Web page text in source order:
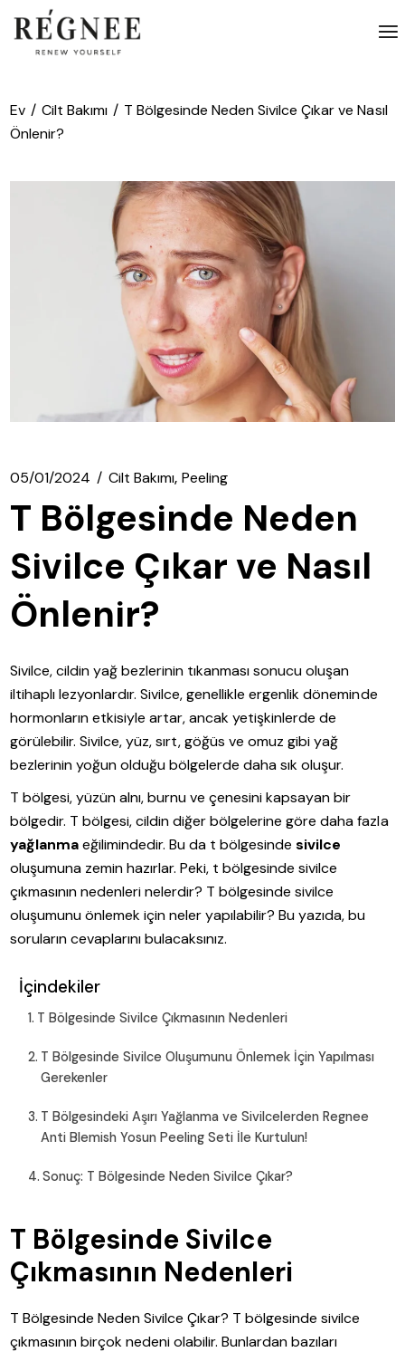
atla
Ev Cilt Bakımı
T Bölgesinde Neden Sivilce Çıkar ve Nasıl
Önlenir?
05/01/2024 Cilt Bakımı Peeling
T Bölgesinde Neden
Sivilce Çıkar ve Nasıl
Önlenir?
Sivilce, cildin yağ bezlerinin tıkanması sonucu oluşan
iltihaplı lezyonlardır. Sivilce, genellikle ergenlik döneminde
hormonların etkisiyle artar, ancak yetişkinlerde de
görülebilir. Sivilce, yüz, sırt, göğüs ve omuz gibi yağ
bezlerinin yoğun olduğu bölgelerde daha sık oluşur.
T bölgesi, yüzün alnı, burnu ve çenesini kapsayan bir
bölgedir. T bölgesi, cildin diğer bölgelerine göre daha fazla
yağlanmaeğilimindedir. Bu da t bölgesindesivilce
oluşumuna zemin hazırlar. Peki, t bölgesinde sivilce
çıkmasının nedenleri nelerdir? T bölgesinde sivilce
oluşumunu önlemek için neler yapılabilir? Bu yazıda, bu
soruların cevaplarını bulacaksınız.
İçindekiler
T Bölgesinde Sivilce Çıkmasının Nedenleri
T Bölgesinde Sivilce Oluşumunu Önlemek İçin Yapılması
Gerekenler
T Bölgesindeki Aşırı Yağlanma ve Sivilcelerden Regnee
Anti Blemish Yosun Peeling Seti İle Kurtulun!
Sonuç: T Bölgesinde Neden Sivilce Çıkar?
T Bölgesinde Sivilce
Çıkmasının Nedenleri
T Bölgesinde Neden Sivilce Çıkar? T bölgesinde sivilce
çıkmasının birçok nedeni olabilir. Bunlardan bazıları